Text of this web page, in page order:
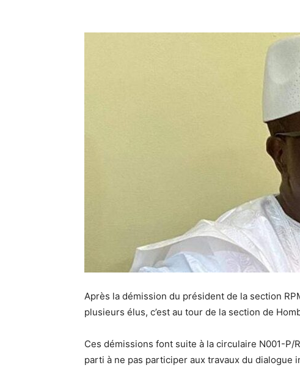
Après la démission du président de la section
plusieurs élus, c’est au tour de la section de
Ces démissions font suite à la circulaire N001-
parti à ne pas participer aux travaux du dialogue